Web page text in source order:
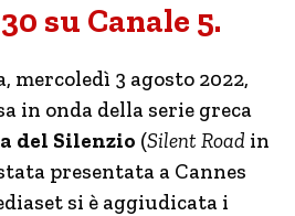
su Canale 5.
mercoledì 3 agosto 2022,
in onda della serie greca
del Silenzio (Silent Road in
presentata a Cannes
si è aggiudicata i